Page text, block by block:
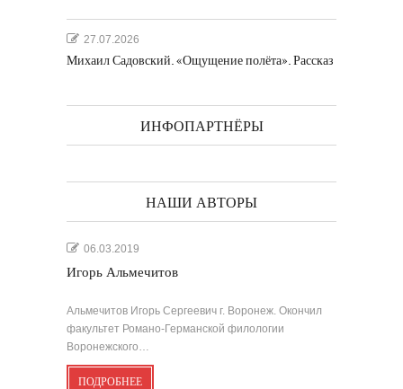
27.07.2026
Михаил Садовский. «Ощущение полёта». Рассказ
ИНФОПАРТНЁРЫ
НАШИ АВТОРЫ
06.03.2019
Игорь Альмечитов
Альмечитов Игорь Сергеевич г. Воронеж. Окончил
факультет Романо-Германской филологии
Воронежского…
ПОДРОБНЕЕ